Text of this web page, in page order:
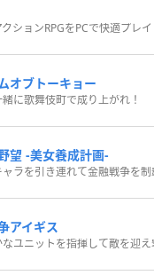
ションRPGをPCで快適プレイ
オブトーキョー
に歌舞伎町で成り上がれ！
望 -美女養成計画-
ラを引き連れて金融戦争を制
アイギス
ユニットを指揮して敵を迎え